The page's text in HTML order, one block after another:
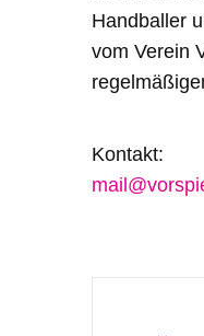
Handballer
vom Verein
Kontakt: